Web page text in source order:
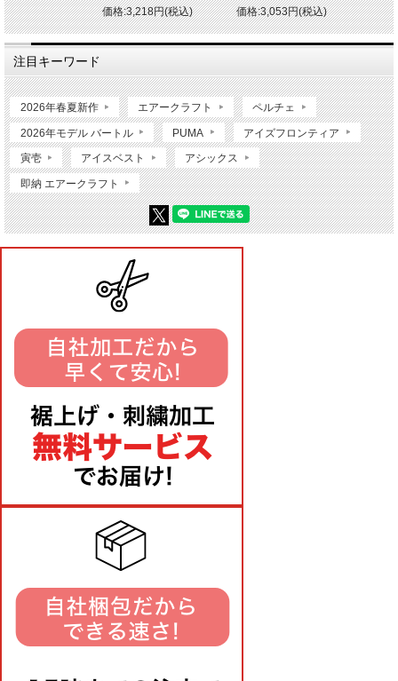
価格:3,218円(税込) 価格:3,053円(税込)
注目キーワード
2026年春夏新作 エアークラフト ペルチェ
2026年モデル バートル PUMA アイズフロンティア
寅壱 アイスベスト アシックス
即納 エアークラフト